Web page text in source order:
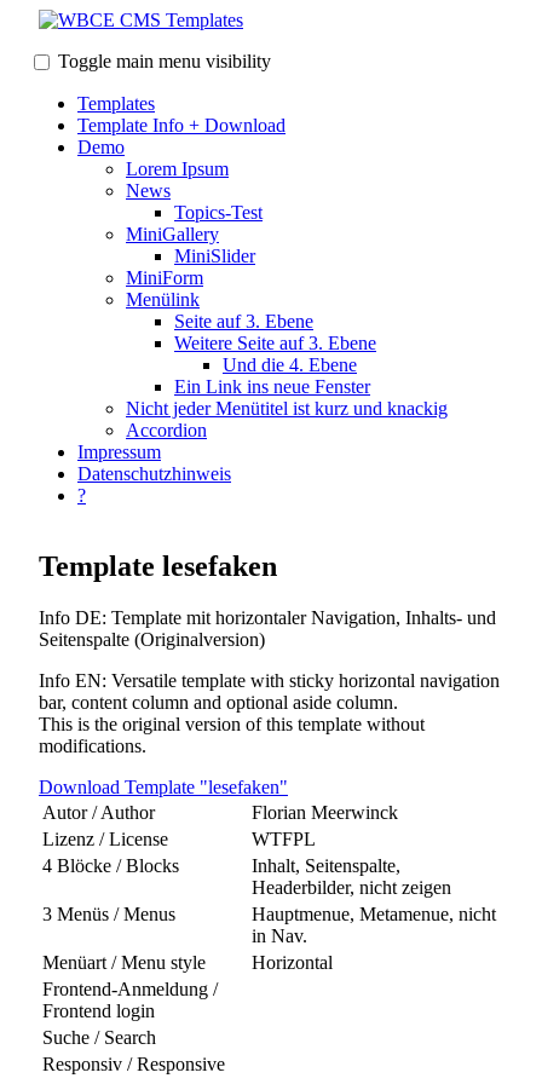
Toggle main menu visibility
Templates
Template Info + Download
Demo
Lorem Ipsum
News
Topics-Test
MiniGallery
MiniSlider
MiniForm
Menülink
Seite auf 3. Ebene
Weitere Seite auf 3. Ebene
Und die 4. Ebene
Ein Link ins neue Fenster
Nicht jeder Menütitel ist kurz und knackig
Accordion
Impressum
Datenschutzhinweis
?
Template lesefaken
Info DE: Template mit horizontaler Navigation, Inhalts- und
Seitenspalte (Originalversion)
Info EN: Versatile template with sticky horizontal navigation
bar, content column and optional aside column.
This is the original version of this template without
modifications.
Download Template "lesefaken"
Autor / Author
Florian Meerwinck
Lizenz / License
WTFPL
4 Blöcke / Blocks
Inhalt, Seitenspalte,
Headerbilder, nicht zeigen
3 Menüs / Menus
Hauptmenue, Metamenue, nicht
in Nav.
Menüart / Menu style
Horizontal
Frontend-Anmeldung /
Frontend login
Suche / Search
Responsiv / Responsive